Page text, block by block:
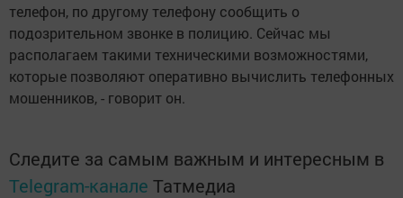
телефон, по другому телефону сообщить о
подозрительном звонке в полицию. Сейчас мы
располагаем такими техническими возможностями,
которые позволяют оперативно вычислить телефонных
мошенников, - говорит он.
Следите за самым важным и интересным в
Telegram-канале Татмедиа